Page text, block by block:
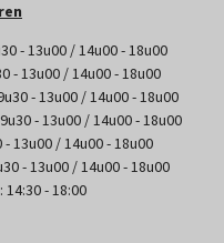
- 13u00 / 14u00 - 18u00
- 13u00 / 14u00 - 18u00
- 13u00 / 14u00 - 18u00
- 13u00 / 14u00 - 18u00
13u00 / 14u00 - 18u00
- 13u00 / 14u00 - 18u00
- 18:00